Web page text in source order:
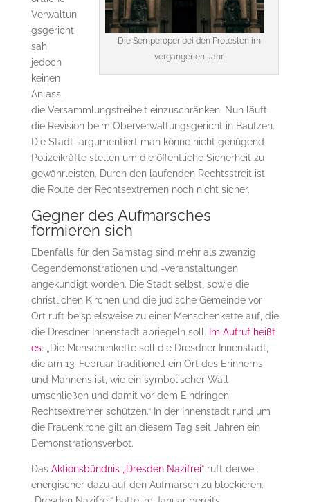
Die Semperoper bei den Protesten im
vergangenen Jahr.
Verwaltun
gsgericht
sah
jedoch
keinen
Anlass,
die Versammlungsfreiheit einzuschränken. Nun läuft
die Revision beim Oberverwaltungsgericht in Bautzen.
Die Stadt argumentiert man könne nicht genügend
Polizeikräfte stellen um die öffentliche Sicherheit zu
gewährleisten. Durch den laufenden Rechtsstreit ist
die Route der Rechtsextremen noch nicht sicher.
Gegner des Aufmarsches
formieren sich
Ebenfalls für den Samstag sind mehr als zwanzig
Gegendemonstrationen und -veranstaltungen
angekündigt worden. Die Stadt selbst, sowie die
christlichen Kirchen und die jüdische Gemeinde vor
Ort ruft beispielsweise zu einer Menschenkette auf, die
die Dresdner Innenstadt abriegeln soll. Im Aufruf heißt
es: „Die Menschenkette soll die Dresdner Innenstadt,
die am 13. Februar traditionell ein Ort des Erinnerns
und Mahnens ist, wie ein symbolischer Wall
umschließen und damit vor dem Eindringen
Rechtsextremer schützen.“ In der Innenstadt rund um
die Frauenkirche gilt an diesem Tag seit Jahren ein
Demonstrationsverbot.
Das Aktionsbündnis „Dresden Nazifrei“ruft derweil
energischer dazu auf den Aufmarsch zu blockieren.